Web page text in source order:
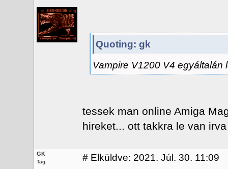
Quoting: gk
Vampire V1200 V4 egyáltalán
tessek man online Amiga
hireket... ott takkra le van
GK
Tag # Elküldve: 2021. Júl. 30. 11:09